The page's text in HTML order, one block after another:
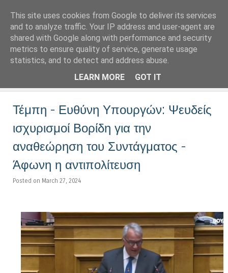
LoNinja.gr
Menu
Τέμπη - Ευθύνη Υπουργών: Ψευδείς
ισχυρισμοί Βορίδη για την
αναθεώρηση του Συντάγματος -
Άφωνη η αντιπολίτευση
Posted on March 27, 2024
This site uses cookies from Google to deliver its services
and to analyze traffic. Your IP address and user-agent are
shared with Google along with performance and security
metrics to ensure quality of service, generate usage
statistics, and to detect and address abuse.
LEARN MORE
GOT IT